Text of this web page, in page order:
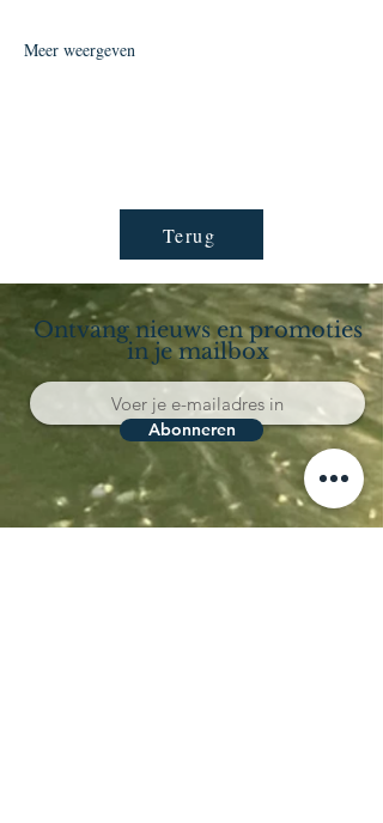
Meer weergeven
Terug
Ontvang nieuws en promoties
in je mailbox
Abonneren